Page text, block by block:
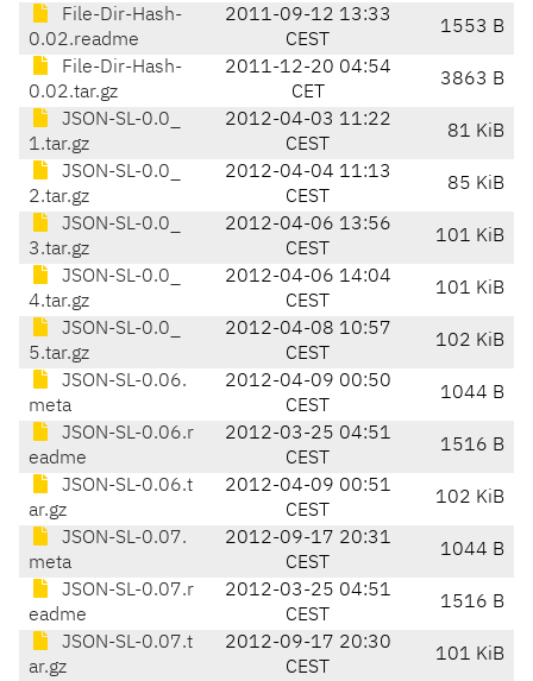
File-Dir-Hash-
0.02.readme
2011-09-12 13:33
CEST
1553 B
File-Dir-Hash-
0.02.tar.gz
2011-12-20 04:54
CET
3863 B
JSON-SL-0.0_
1.tar.gz
2012-04-03 11:22
CEST
81 KiB
JSON-SL-0.0_
2.tar.gz
2012-04-04 11:13
CEST
85 KiB
JSON-SL-0.0_
3.tar.gz
2012-04-06 13:56
CEST
101 KiB
JSON-SL-0.0_
4.tar.gz
2012-04-06 14:04
CEST
101 KiB
JSON-SL-0.0_
5.tar.gz
2012-04-08 10:57
CEST
102 KiB
JSON-SL-0.06.
meta
2012-04-09 00:50
CEST
1044 B
JSON-SL-0.06.r
eadme
2012-03-25 04:51
CEST
1516 B
JSON-SL-0.06.t
ar.gz
2012-04-09 00:51
CEST
102 KiB
JSON-SL-0.07.
meta
2012-09-17 20:31
CEST
1044 B
JSON-SL-0.07.r
eadme
2012-03-25 04:51
CEST
1516 B
JSON-SL-0.07.t
ar.gz
2012-09-17 20:30
CEST
101 KiB